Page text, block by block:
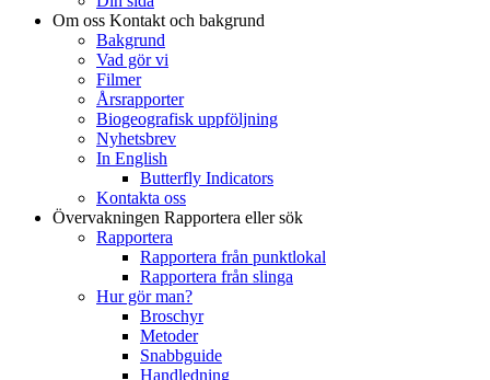
Om oss Kontakt och bakgrund
Bakgrund
Vad gör vi
Filmer
Årsrapporter
Biogeografisk uppföljning
Nyhetsbrev
In English
Butterfly Indicators
Kontakta oss
Övervakningen Rapportera eller sök
Rapportera
Rapportera från punktlokal
Rapportera från slinga
Hur gör man?
Broschyr
Metoder
Snabbguide
Handledning